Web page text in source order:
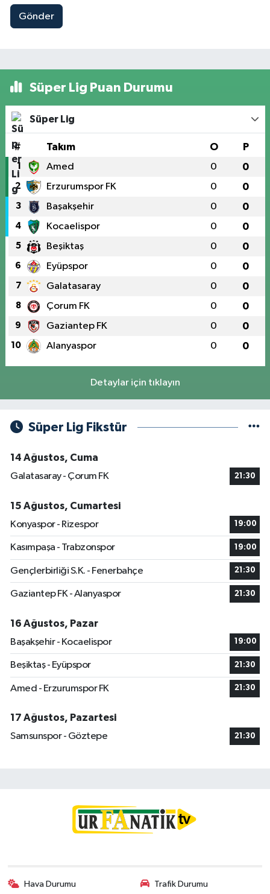
Gönder
Süper Lig Puan Durumu
Süper Lig
# Takım O P
1 Amed 0 0
2 Erzurumspor FK 0 0
3 Başakşehir 0 0
4 Kocaelispor 0 0
5 Beşiktaş 0 0
6 Eyüpspor 0 0
7 Galatasaray 0 0
8 Çorum FK 0 0
9 Gaziantep FK 0 0
10 Alanyaspor 0 0
Detaylar için tıklayın
Süper Lig Fikstür
14 Ağustos, Cuma
Galatasaray - Çorum FK
21:30
15 Ağustos, Cumartesi
Konyaspor - Rizespor
19:00
Kasımpaşa - Trabzonspor 19:00
Gençlerbirliği S.K. - Fenerbahçe 21:30
Gaziantep FK - Alanyaspor 21:30
16 Ağustos, Pazar
Başakşehir - Kocaelispor
19:00
Beşiktaş - Eyüpspor 21:30
Amed - Erzurumspor FK 21:30
17 Ağustos, Pazartesi
Samsunspor - Göztepe
21:30
Hava Durumu Trafik Durumu